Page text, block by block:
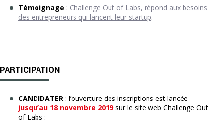
Témoignage : Challenge Out of Labs, répond aux besoins
des entrepreneurs qui lancent leur startup.
PARTICIPATION
CANDIDATER : l’ouverture des inscriptions est lancée
jusqu’au 18 novembre 2019sur le site web Challenge Out
of Labs :